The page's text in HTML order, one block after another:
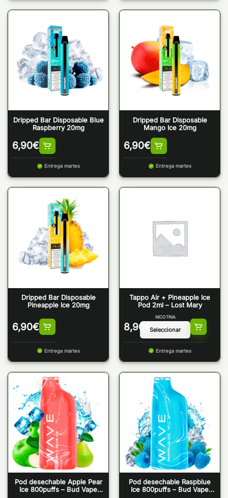
Dripped Bar Disposable Blue
Raspberry 20mg
6,90€
Entrega martes
Dripped Bar Disposable
Mango Ice 20mg
6,90€
Entrega martes
Dripped Bar Disposable
Pineapple Ice 20mg
6,90€
Entrega martes
Tappo Air + Pineapple Ice
Pod 2ml – Lost Mary
8,90 €
NICOTINA
Entrega martes
Pod desechable Apple Pear
Ice 800puffs – Bud Vape
Pod desechable Raspblue
Ice 800puffs – Bud Vape